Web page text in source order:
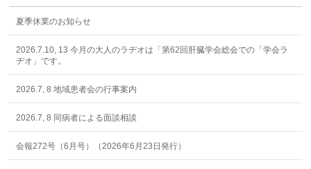
夏季休業のお知らせ
2026.7.10, 13 今月の大人のラヂオは「第62回肝臓学会総会での「学会ラ
ヂオ」です。
2026.7, 8 地域患者会の行事案内
2026.7, 8 同病者による面談相談
会報272号（6月号）（2026年6月23日発行）